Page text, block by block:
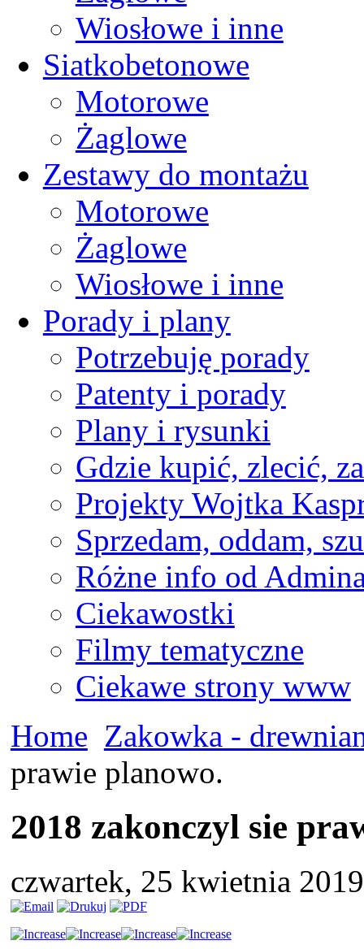
Wiosłowe i inne
Siatkobetonowe
Motorowe
Żaglowe
Zestawy do montażu
Motorowe
Żaglowe
Wiosłowe i inne
Porady i plany
Potrzebuję porady
Patenty i porady
Plany i rysunki
Gdzie kupić, zlecić,
Projekty Wojtka
Sprzedam, oddam,
Różne info od
Ciekawostki
Filmy tematyczne
Ciekawe strony www
Home Zakowka -
prawie planowo.
2018 zakonczyl sie
czwartek, 25 kwietnia